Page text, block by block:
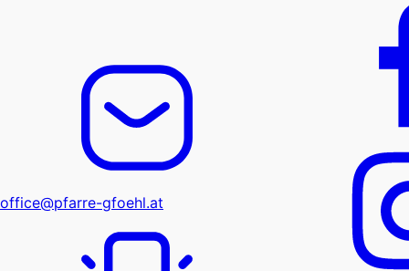
office@pfarre-gfoehl.at